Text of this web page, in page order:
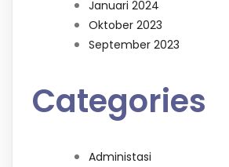
Januari 2024
Oktober 2023
September 2023
Categories
Administasi